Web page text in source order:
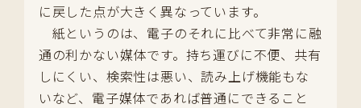
に戻した点が大きく異なっています。
紙というのは、電子のそれに比べて非常に融
通の利かない媒体です。持ち運びに不便、共有
しにくい、検索性は悪い、読み上げ機能もな
いなど、電子媒体であれば普通にできること